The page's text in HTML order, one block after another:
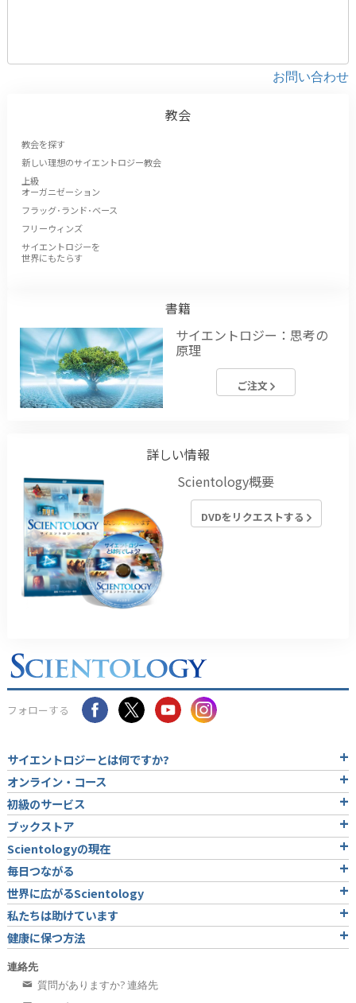
お問い合わせ
教会
教会を探す
新しい理想のサイエントロジー教会
上級
オーガニゼーション
フラッグ･ランド･ベース
フリーウィンズ
サイエントロジーを
世界にもたらす
書籍
サイエントロジー：思考の
原理
ご注文
詳しい情報
Scientology概要
DVDをリクエストする
フォローする
サイエントロジーとは何ですか?
オンライン・コース
初級のサービス
ブックストア
Scientologyの現在
毎日つながる
世界に広がるScientology
私たちは助けています
健康に保つ方法
連絡先
質問がありますか? 連絡先